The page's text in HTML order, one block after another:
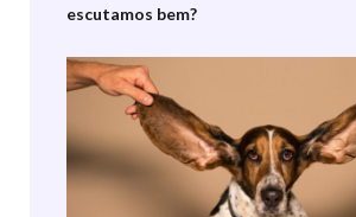
escutamos bem?